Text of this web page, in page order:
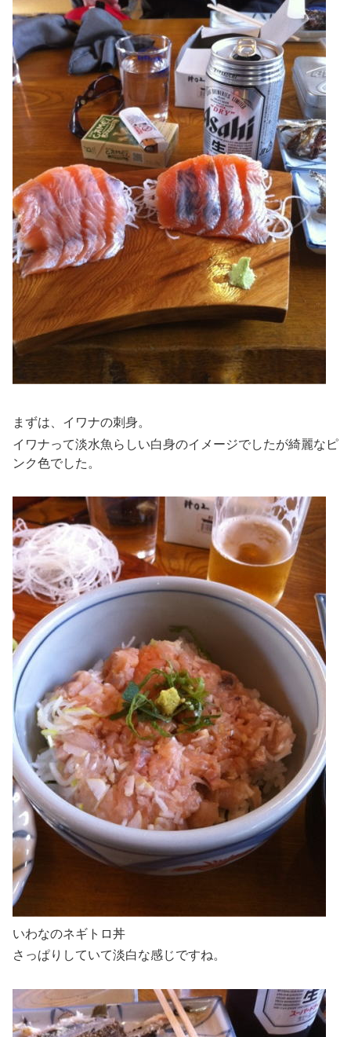
まずは、イワナの刺身。
イワナって淡水魚らしい白身のイメージでしたが綺麗なピ
ンク色でした。
いわなのネギトロ丼
さっぱりしていて淡白な感じですね。